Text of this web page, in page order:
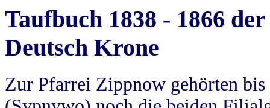
Taufbuch 1838 - 1866
Deutsch Krone
Zur Pfarrei Zippnow gehörten